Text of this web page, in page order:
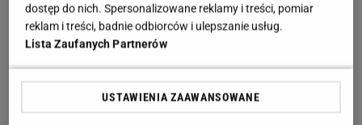
dostęp do nich. Spersonalizowane reklamy i treści, pomiar
reklam i treści, badnie odbiorców i ulepszanie usług.
Lista Zaufanych Partnerów
USTAWIENIA ZAAWANSOWANE